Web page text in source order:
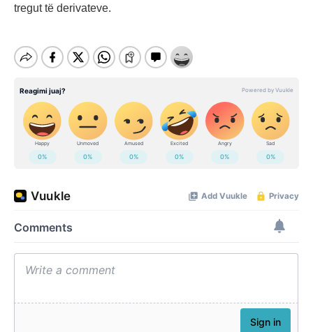
tregut të derivateve.